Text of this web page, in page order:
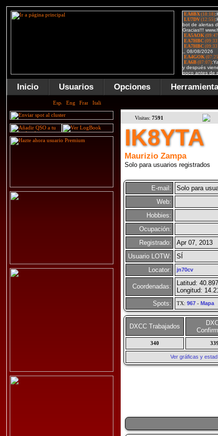
Inicio Usuarios Opciones
Visitas: 7591
IK8YTA
Maurizio Zampa
Solo para usuarios registrados
E-mail:
Solo para
Web:
Hobbies:
Ocupación:
Registrado:
Apr 07, 2013
Usuario LOTW:
SÍ
Locator:
jn70cv
Coordenadas:
Latitud:
Longitud:
Spots:
TX: 967- Mapa
DXCC Trabajados
340
Ver gráficas y